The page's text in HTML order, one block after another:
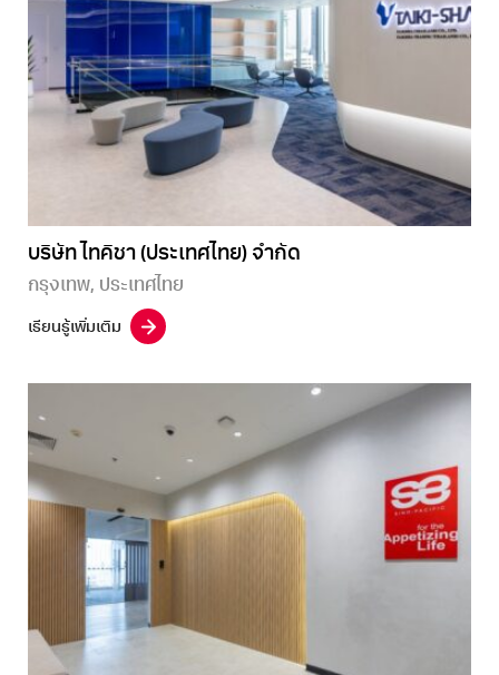
บริษัท ไทคิชา (ประเทศไทย) จำกัด
กรุงเทพ, ประเทศไทย
เรียนรู้เพิ่มเติม